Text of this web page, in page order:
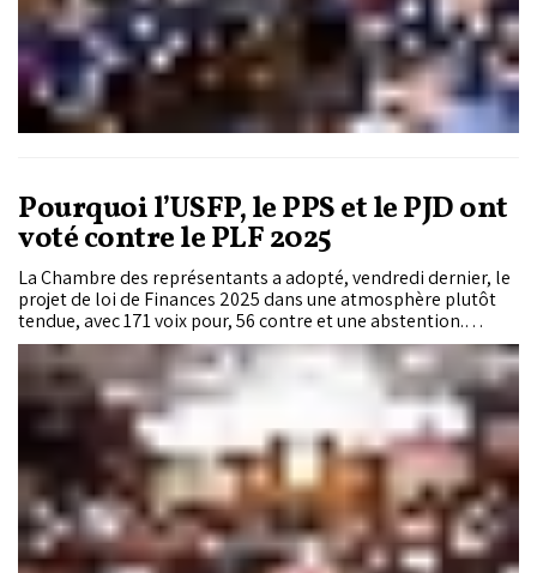
Pourquoi l’USFP, le PPS et le PJD ont
voté contre le PLF 2025
La Chambre des représentants a adopté, vendredi dernier, le
projet de loi de Finances 2025 dans une atmosphère plutôt
tendue, avec 171 voix pour, 56 contre et une abstention.
L’opposition, menée par l’USFP, le PJD et le PPS, a livré une
bataille acharnée, en Commissions comme en plénière,
contre un texte qui, selon elle, ne répond pas aux attentes
sociales des Marocains. Les trois formations politiques ont
détaillé leurs griefs lors d’une séance plénière houleuse,
pointant notamment le déséquilibre institutionnel, la
marginalisation de l’opposition et l’insuffisance des mesures
sociales. Au cœur de leurs critiques : l’incapacité du
gouvernement à répondre aux défis liés à la préservation du
pouvoir d’achat et à la promotion de l’emploi, dans un
contexte marqué par des tensions sociales croissantes.